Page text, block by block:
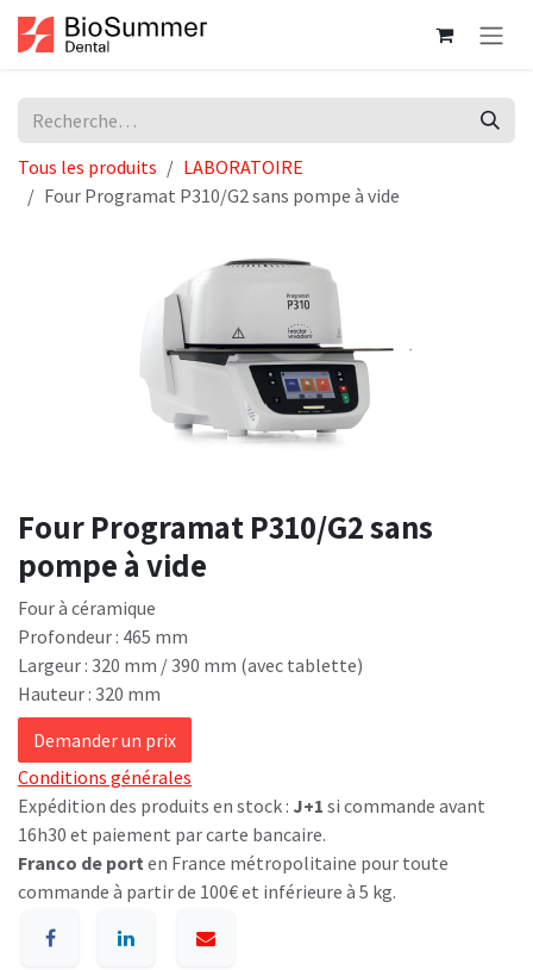
Se rendre au contenu
Tous les produits
LABORATOIRE
Four Programat P310/G2 sans pompe à vide
Four Programat P310/G2 sans
pompe à vide
Four à céramique
Profondeur : 465 mm
Largeur : 320 mm / 390 mm (avec tablette)
Hauteur : 320 mm
Demander un prix
Conditions générales
Expédition des produits en stock : J+1 si commande avant
16h30 et paiement par carte bancaire.
Franco de port en France métropolitaine pour toute
commande à partir de 100€ et inférieure à 5 kg.